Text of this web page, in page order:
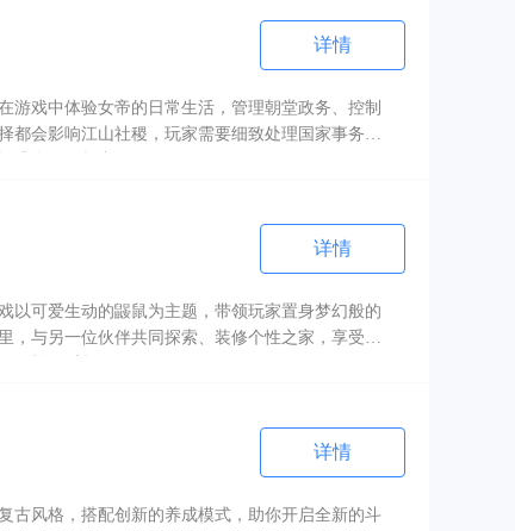
详情
游戏中体验女帝的日常生活，管理朝堂政务、控制
都会影响江山社稷，玩家需要细致处理国家事务，
详情
以可爱生动的鼹鼠为主题，带领玩家置身梦幻般的
，与另一位伙伴共同探索、装修个性之家，享受彼
详情
古风格，搭配创新的养成模式，助你开启全新的斗